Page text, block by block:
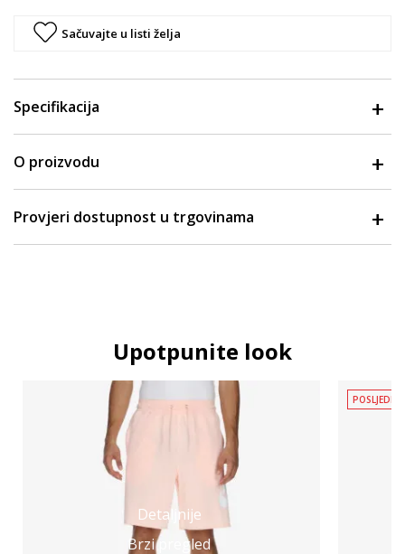
Sačuvajte u listi želja
Specifikacija
O proizvodu
Provjeri dostupnost u trgovinama
Upotpunite look
Detaljnije
Brzi pregled